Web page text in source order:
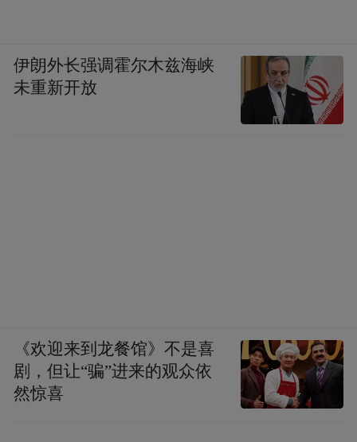
伊朗外长强调霍尔木兹海峡
未重新开放
《欢迎来到龙餐馆》不是喜
剧，但让“骗”进来的观众依
然惊喜